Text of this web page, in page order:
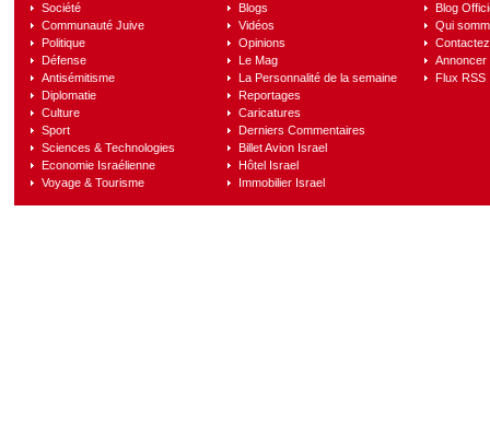
Société
Communauté Juive
Politique
Défense
Antisémitisme
Diplomatie
Culture
Sport
Sciences & Technologies
Economie Israélienne
Voyage & Tourisme
Blogs
Vidéos
Opinions
Le Mag
La Personnalité de la semaine
Reportages
Caricatures
Derniers Commentaires
Billet Avion Israel
Hôtel Israel
Immobilier Israel
Blog
Qui
Annoncer
Flux RSS